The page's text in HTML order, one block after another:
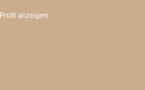
Profil anzeigen